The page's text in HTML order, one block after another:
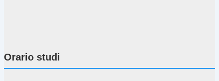
Orario studi